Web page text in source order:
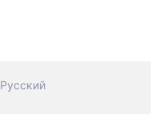
Русский